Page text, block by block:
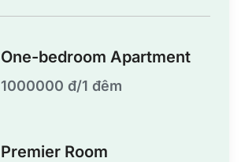
One-bedroom Apartment
1000000 đ/1 đêm
Premier Room